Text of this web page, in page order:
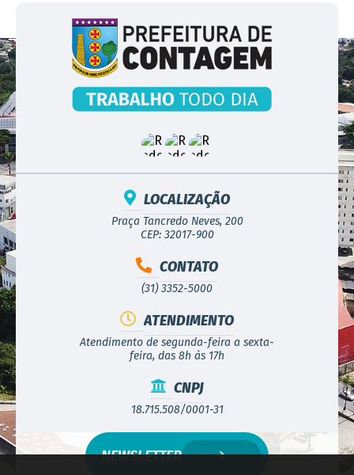
LOCALIZAÇÃO
Praça Tancredo Neves, 200
CEP: 32017-900
CONTATO
(31) 3352-5000
ATENDIMENTO
Atendimento de segunda-feira a sexta-
feira, das 8h às 17h
CNPJ
18.715.508/0001-31
NEWSLETTER